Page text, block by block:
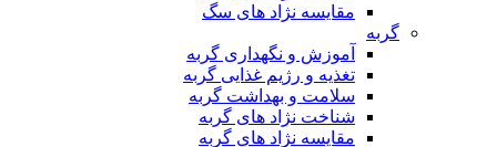
مقایسه نژاد های سگ
گربه
آموزش و نگهداری گربه
تغذیه و رژیم غذایی گربه
سلامت و بهداشت گربه
شناخت نژاد های گربه
مقایسه نژاد های گربه